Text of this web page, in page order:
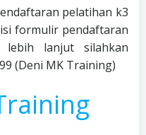
pelatihan k3
formulir pendaftaran
lanjut silahkan
(Deni MK Training)